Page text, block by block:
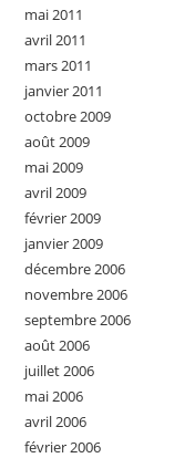
mai 2011
avril 2011
mars 2011
janvier 2011
octobre 2009
août 2009
mai 2009
avril 2009
février 2009
janvier 2009
décembre 2006
novembre 2006
septembre 2006
août 2006
juillet 2006
mai 2006
avril 2006
février 2006